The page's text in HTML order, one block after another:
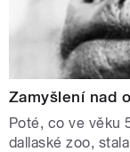
Zamyšlení nad
Poté, co ve věku
dallaské zoo,